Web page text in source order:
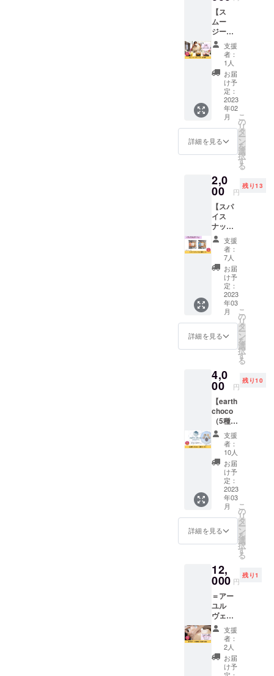
での交
通費は
各自ご
負担く
ださ
い。 黒
門カル
チャー
ファク
トリー
〒542-
0073大
阪市中
央区日
本橋2丁
目1-22
ルB1
https://
kuromo
n-
cf.com/
2月まで
です。
マッ
サージ
のやり
方／パ
ンチャ
カルマ
体験談
など。
・交通
費別途
・宿泊
が必要
な場合
費もご
負担い
詳細は
メール
にてお
打合せ
いたし
ます。
※開催場
所は支
援者様
でご用
意・費
用負担
をお願
いしま
限は、
2023年
2024年
2月まで
です。
わせて
スムー
ジーを
お作り
します
権×5杯
分で
す。 季
節・日
によっ
て、そ
の日に
あるフ
ルーツ
が変わ
ださ
い。 食
材の持
ち込み
もOKで
す！可
能な限
りおい
しくし
ます！
※チケッ
トは
メール
にてお
届けい
たしま
す。 ※
キッチ
ン以外
使いい
ただけ
ません
のでご
注意く
ださ
い。 ※
有効期
限は、
2023年
2月～
2024年
1月まで
の1年間
です。
り堂
キッチ
547-
0043 大
阪市平
野区平
野東1-
8-6 商売
農場内
【ス
ムー
ジーフ
リーパ
ス（6か
月）】
カラダ
いたわ
り堂
キッチ
ンで6か
月間1日
1杯ス
ムー
ジーを
お飲み
ける権
利で
す。 定
期的に
スムー
ジーを
飲んで
ビタミ
ンを摂
取しま
しょ
う！
cafeRel
ierはカ
ラダい
たわり
堂キッ
予定で
す。 ※
フリー
パスは
メール
にてお
届けい
たしま
す。 ※
カラダ
いたわ
り堂
キッチ
ン以外
ではお
使いい
ただけ
ださ
い。 ※
限は、
初回利
用から6
か月間
です。
※初回利
用は
2023年
支援
者：
1人
お届
け予
定：
2023
年02
月
詳細を見る
こ
の
リ
タ
ー
ン
を
選
択
す
る
2,0
00 円
残り13
【スパ
イス
ナッツ
小２袋
セッ
ト】 ラ
サーヤ
ナ工房
の「ア
グニス
パイス
ナッ
ツ」の
小サイ
ズ2袋
セット
けいた
しま
す。 ピ
リ甘・
ピリ塩
を各1袋
ずつの
セット
となり
ます。
お試し
したい
方にも
オスス
メで
す！ マ
チコさ
セージ
付きで
す。 ※
送料込
みのお
値段で
す。 ー
食品表
示ー ●
ピリ甘
・名
支援
者：
7人
お届
け予
定：
2023
年03
月
詳細を見る
こ
の
リ
タ
ー
ン
を
選
択
す
る
4,0
00 円
残り10
【earth
choco
（5種
セッ
ト）】
ラサー
ヤナ工
房さん
「earth
choco
」5種
セット
をお届
けいた
しま
ンドの
伝統医
学アー
ユル
ヴェー
ダの
ハーブ
やスパ
イスを
低温で
固まる
支援
者：
10人
お届
け予
定：
2023
年03
月
詳細を見る
こ
の
リ
タ
ー
ン
を
選
択
す
る
12,
000 円
残り1
＝アー
ユル
ヴェー
ダ施術
＝ 【上
半身
コース
回数権
支援
者：
2人
お届
け予